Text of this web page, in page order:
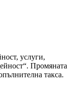
услуги,
Промяната
такса.